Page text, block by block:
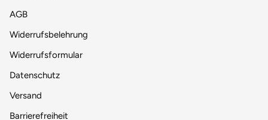
AGB
Widerrufsbelehrung
Widerrufsformular
Datenschutz
Versand
Barrierefreiheit